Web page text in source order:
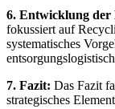
6. Entwicklung der
fokussiert auf
systematisches
7. Fazit: Das Fazit
strategisches